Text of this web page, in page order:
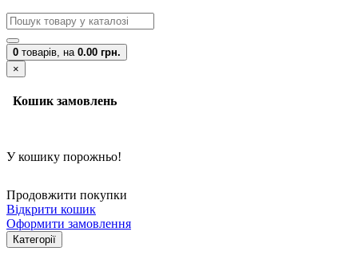
0 товарів, на 0.00 грн.
×
Кошик замовлень
У кошику порожньо!
Продовжити покупки
Відкрити кошик
Оформити замовлення
Категорії